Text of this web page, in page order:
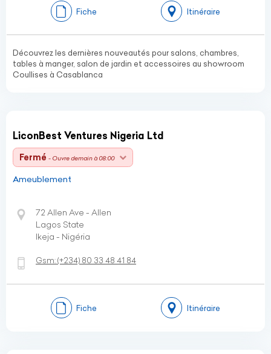
Fiche Itinéraire
Découvrez les dernières nouveautés pour salons, chambres,
tables à manger, salon de jardin et accessoires au showroom
Coullises à Casablanca
LiconBest Ventures Nigeria Ltd
Fermé - Ouvre demain à 08:00
Ameublement
72 Allen Ave - Allen
Lagos State
Ikeja - Nigéria
Gsm:(+234) 80 33 48 41 84
Fiche Itinéraire